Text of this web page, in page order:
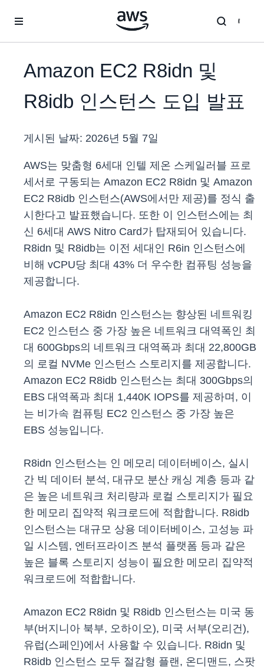
Amazon EC2 R8idn 및
R8idb 인스턴스 도입 발표
게시된 날짜: 2026년 5월 7일
AWS는 맞춤형 6세대 인텔 제온 스케일러블 프로
세서로 구동되는 Amazon EC2 R8idn 및 Amazon
EC2 R8idb 인스턴스(AWS에서만 제공)를 정식 출
시한다고 발표했습니다. 또한 이 인스턴스에는 최
신 6세대 AWS Nitro Card가 탑재되어 있습니다.
R8idn 및 R8idb는 이전 세대인 R6in 인스턴스에
비해 vCPU당 최대 43% 더 우수한 컴퓨팅 성능을
제공합니다.
Amazon EC2 R8idn 인스턴스는 향상된 네트워킹
EC2 인스턴스 중 가장 높은 네트워크 대역폭인 최
대 600Gbps의 네트워크 대역폭과 최대 22,800GB
의 로컬 NVMe 인스턴스 스토리지를 제공합니다.
Amazon EC2 R8idb 인스턴스는 최대 300Gbps의
EBS 대역폭과 최대 1,440K IOPS를 제공하며, 이
는 비가속 컴퓨팅 EC2 인스턴스 중 가장 높은
EBS 성능입니다.
R8idn 인스턴스는 인 메모리 데이터베이스, 실시
간 빅 데이터 분석, 대규모 분산 캐싱 계층 등과 같
은 높은 네트워크 처리량과 로컬 스토리지가 필요
한 메모리 집약적 워크로드에 적합합니다. R8idb
인스턴스는 대규모 상용 데이터베이스, 고성능 파
일 시스템, 엔터프라이즈 분석 플랫폼 등과 같은
높은 블록 스토리지 성능이 필요한 메모리 집약적
워크로드에 적합합니다.
Amazon EC2 R8idn 및 R8idb 인스턴스는 미국 동
부(버지니아 북부, 오하이오), 미국 서부(오리건),
유럽(스페인)에서 사용할 수 있습니다. R8idn 및
R8idb 인스턴스 모두 절감형 플랜, 온디맨드, 스팟